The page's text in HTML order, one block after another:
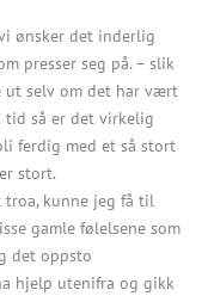
ønsker det inderlig
presser seg på. – slik
ut selv om det har vært
så er det virkelig
ferdig med et så stort
stort.
kunne jeg få til
gamle følelsene som
det oppsto
hjelp utenifra og gikk